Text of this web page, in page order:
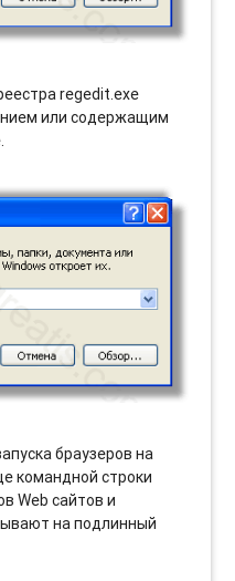
regedit.exe
или содержащим
браузеров на
командной строки
Web сайтов и
на подлинный